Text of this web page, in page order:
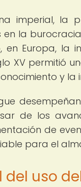
imperial,
la
en Europa, la
XV permitió
y la
de los
de
para el
uso